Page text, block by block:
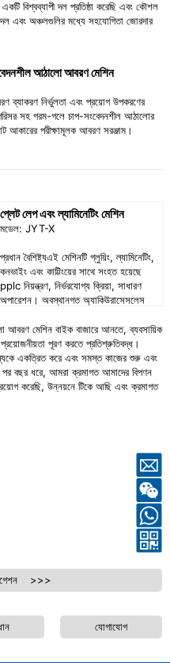
বিশ্বব্যাপী দল প্রতিষ্ঠা করেছি এবং কৌশল
দল এবং অঞ্চলগুলির মধ্যে সহযোগিতা জোরদার
আঠালো আবরণ মেশিন
ব্যাকরণ নির্ভুলতা এবং প্রয়োগ উপকরণের
সহ গরম-গলে চাপ-সংবেদনশীল আঠালোর
আকারের পরীক্ষামূলক আবরণ সরঞ্জাম।
প্লেট লেপ এবং ল্যামিনেটিং মেশিন
মডেল: JYT-X
প্রধান বৈশিষ্ট্যএই মেশিনটি গ্লুয়িং, ল্যামিনেটিং,
কনভাইং এবং কাট্টিংয়ের সাথে সংহত হয়েছে
pplc নিয়ন্ত্রণ, নির্ভরযোগ্য ক্রিয়া, সাধারণ
অপারেশন। অবস্থানগত অ্যাকিউরাসেসলেস
যায় তা নিশ্চিত করার জন্য ...
মেশিন বাইক বাজারে আনতে, ব্যবসায়িক
পূরণ করতে প্রতিশ্রুতিবদ্ধ।
একত্রিত করে এবং সমস্ত কাজের শুরু এবং
পর বছর ধরে, আমরা ক্রমাগত আমাদের বিপণন
করেছি, উন্নয়নে টিকে আছি এবং ক্রমাগত
>>>
যোগাযোগ